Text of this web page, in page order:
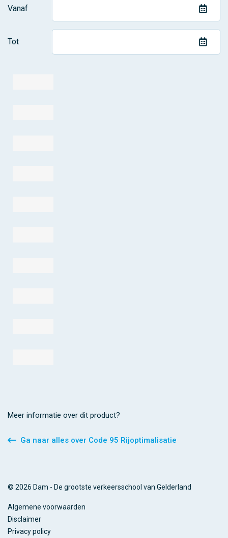
Vanaf
Tot
Meer informatie over dit product?
Ga naar alles over Code 95 Rijoptimalisatie
© 2026 Dam - De grootste verkeersschool van Gelderland
Algemene voorwaarden
Disclaimer
Privacy policy